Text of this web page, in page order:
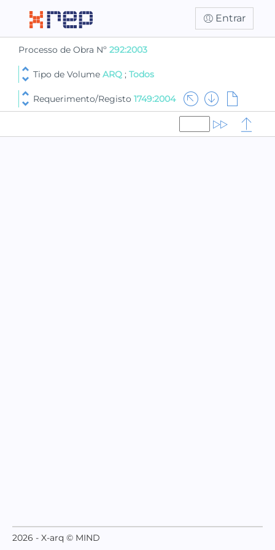
Entrar
Processo de Obra Nº 292:2003
Tipo de Volume ARQ ; Todos
Requerimento/Registo 1749:2004
2026 - X-arq © MIND